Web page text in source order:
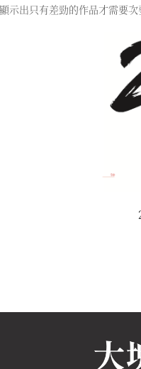
示出只有差勁的作品才需要